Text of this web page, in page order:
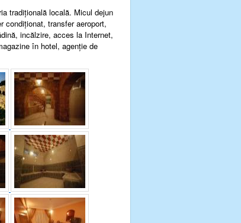
tradiţională locală. Micul dejun
condiţionat, transfer aeroport,
incălzire, acces la Internet,
în hotel, agenţie de